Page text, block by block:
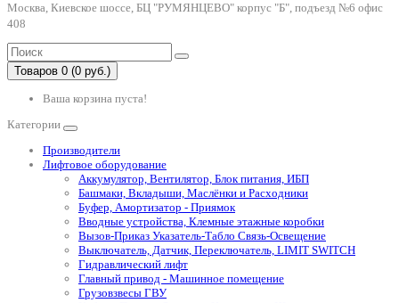
Москва, Киевское шоссе, БЦ "РУМЯНЦЕВО" корпус "Б", подъезд №6 офис
408
Товаров 0 (0 руб.)
Ваша корзина пуста!
Категории
Производители
Лифтовое оборудование
Аккумулятор, Вентилятор, Блок питания, ИБП
Башмаки, Вкладыши, Маслёнки и Расходники
Буфер, Амортизатор - Приямок
Вводные устройства, Клемные этажные коробки
Вызов-Приказ Указатель-Табло Связь-Освещение
Выключатель, Датчик, Переключатель, LIMIT SWITCH
Гидравлический лифт
Главный привод - Машинное помещение
Грузовзвесы ГВУ